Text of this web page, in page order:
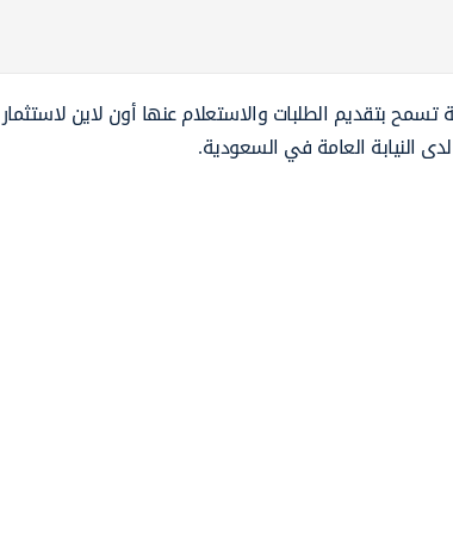
تسمح بتقديم الطلبات والاستعلام عنها أون لاين لاستثمار
النيابة العامة في السعودية.